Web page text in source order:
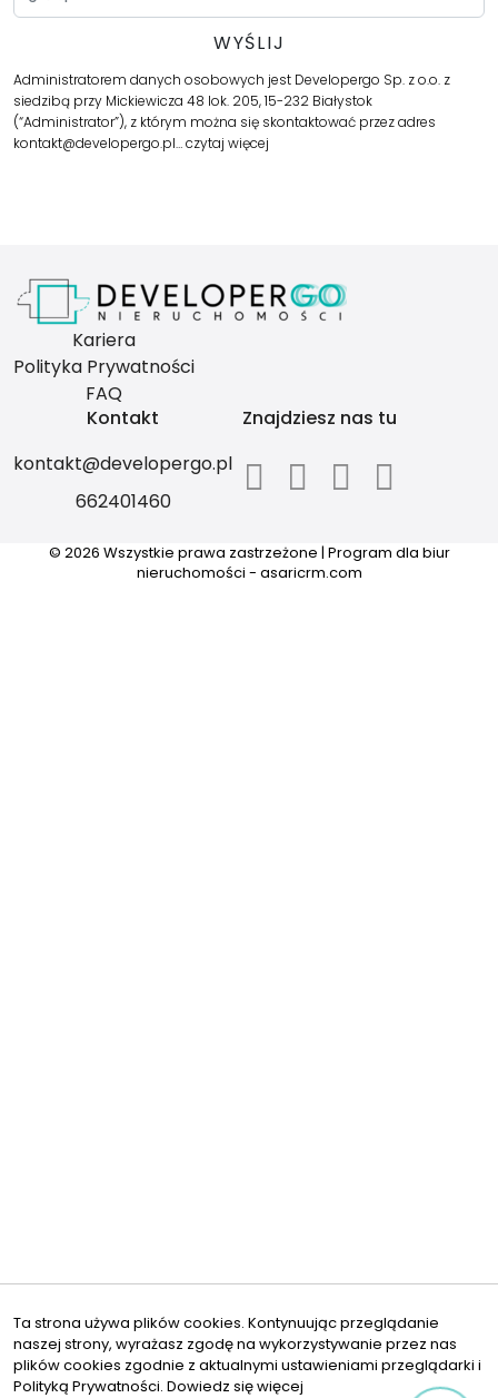
Administratorem danych osobowych jest Developergo Sp. z o.o. z
siedzibą przy Mickiewicza 48 lok. 205, 15-232 Białystok
(“Administrator”), z którym można się skontaktować przez adres
kontakt@developergo.pl…czytaj więcej
Kariera
Polityka Prywatności
FAQ
Kontakt
kontakt@developergo.pl
662401460
Znajdziesz nas tu
© 2026 Wszystkie prawa zastrzeżone | Program dla biur
nieruchomości - asaricrm.com
Ta strona używa plików cookies. Kontynuując przeglądanie
naszej strony, wyrażasz zgodę na wykorzystywanie przez nas
plików cookies zgodnie z aktualnymi ustawieniami przeglądarki i
Polityką Prywatności. Dowiedz się więcej